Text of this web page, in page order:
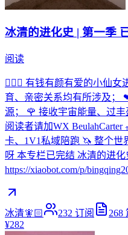
冰清的进化史 | 第一季
阅读
🧚🏻‍♀️ 有钱有颜有爱的小仙
育、亲密关系均有所涉及；
源； 🌹 接收宇宙能量、过
阅读者请加WX
卡、1V1私域陪跑 🦄 整个世
呀 本专栏已完结 冰清的进
https://xiaobot.com/p/
冰清🧚🏻 232 订阅 268
¥282